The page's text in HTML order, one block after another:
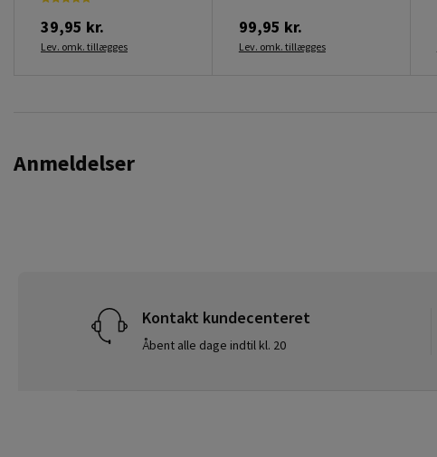
39,95 kr.
Lev. omk. tillægges
99,95 kr.
Lev. omk. tillægges
Anmeldelser
Kontakt kundecenteret
Åbent alle dage indtil kl. 20